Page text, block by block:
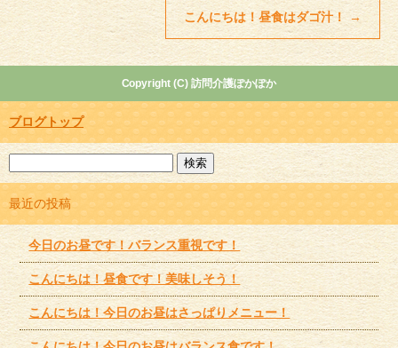
こんにちは！昼食はダゴ汁！→
Copyright (C) 訪問介護ぽかぽか
ブログトップ
最近の投稿
今日のお昼です！バランス重視です！
こんにちは！昼食です！美味しそう！
こんにちは！今日のお昼はさっぱりメニュー！